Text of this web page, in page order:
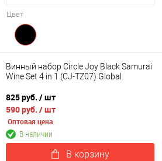
Цвет
Винный набор Circle Joy Black Samurai
Wine Set 4 in 1 (CJ-TZ07) Global
825 руб. / шт
590 руб. / шт
Оптовая цена
В наличии
В корзину